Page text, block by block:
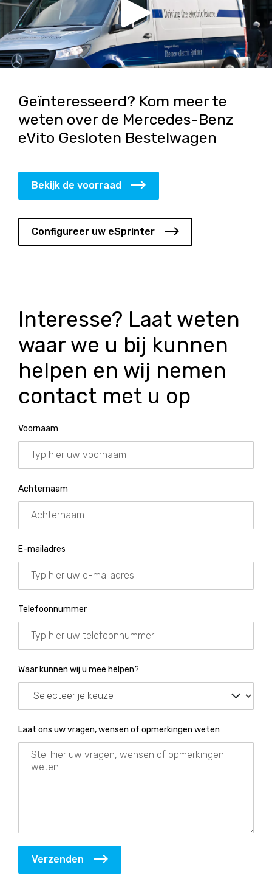
Geïnteresseerd? Kom meer te
weten over de Mercedes-Benz
eVito Gesloten Bestelwagen
Bekijk de voorraad
Configureer uw eSprinter
Interesse? Laat weten
waar we u bij kunnen
helpen en wij nemen
contact met u op
Voornaam
Achternaam
E-mailadres
Telefoonnummer
Waar kunnen wij u mee helpen?
Laat ons uw vragen, wensen of opmerkingen weten
Verzenden